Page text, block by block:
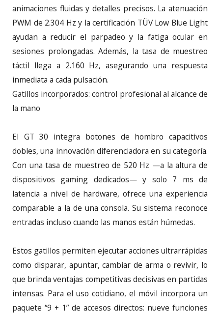
animaciones fluidas y detalles precisos. La atenuación
PWM de 2.304 Hz y la certificación TÜV Low Blue Light
ayudan a reducir el parpadeo y la fatiga ocular en
sesiones prolongadas. Además, la tasa de muestreo
táctil llega a 2.160 Hz, asegurando una respuesta
inmediata a cada pulsación.
Gatillos incorporados: control profesional al alcance de
la mano
El GT 30 integra botones de hombro capacitivos
dobles, una innovación diferenciadora en su categoría.
Con una tasa de muestreo de 520 Hz —a la altura de
dispositivos gaming dedicados— y solo 7 ms de
latencia a nivel de hardware, ofrece una experiencia
comparable a la de una consola. Su sistema reconoce
entradas incluso cuando las manos están húmedas.
Estos gatillos permiten ejecutar acciones ultrarrápidas
como disparar, apuntar, cambiar de arma o revivir, lo
que brinda ventajas competitivas decisivas en partidas
intensas. Para el uso cotidiano, el móvil incorpora un
paquete “9 + 1” de accesos directos: nueve funciones